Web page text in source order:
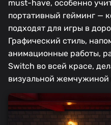
must-have, особенно
портативный гейминг —
подходят для игры в
Графический стиль,
анимационные работы,
Switch во всей красе,
визуальной жемчужиной